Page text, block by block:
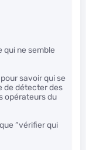
qui ne semble
savoir qui se
de détecter des
opérateurs du
“vérifier qui